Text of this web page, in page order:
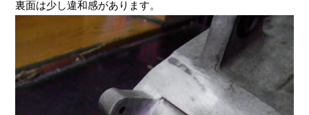
裏面は少し違和感があります。